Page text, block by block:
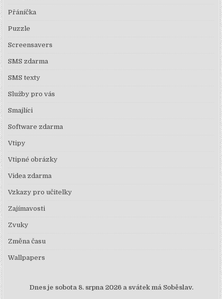
Přáníčka
Puzzle
Screensavers
SMS zdarma
SMS texty
Služby pro vás
Smajlíci
Software zdarma
Vtipy
Vtipné obrázky
Videa zdarma
Vzkazy pro učitelky
Zajímavosti
Zvuky
Změna času
Wallpapers
Dnes je sobota 8. srpna 2026 a svátek má Soběslav.